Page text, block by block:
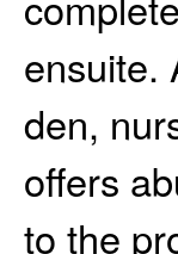
ensuite.
den,
offers
to the